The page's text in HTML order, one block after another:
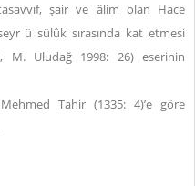
şair ve âlim olan Hace
ü sülûk sırasında kat etmesi
M. Uludağ 1998: 26) eserinin
Tahir (1335: 4)’e göre